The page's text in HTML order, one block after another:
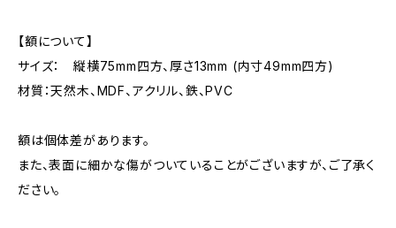
【額について】
サイズ： 縦横75mm四方、厚さ13mm (内寸49mm四方)
材質：天然木、MDF、アクリル、鉄、PVC
額は個体差があります。
また、表面に細かな傷がついていることがございますが、ご了承く
ださい。